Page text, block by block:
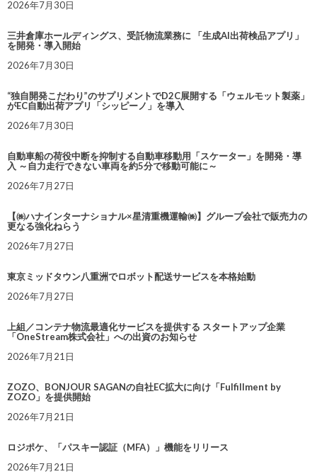
2026年7月30日
三井倉庫ホールディングス、受託物流業務に 「生成AI出荷検品アプリ」
を開発・導入開始
2026年7月30日
“独自開発こだわり”のサプリメントでD2C展開する「ウェルモット製薬」
がEC自動出荷アプリ「シッピーノ」を導入
2026年7月30日
自動車船の荷役中断を抑制する自動車移動用「スケーター」を開発・導
入 ～自力走行できない車両を約5分で移動可能に～
2026年7月27日
【㈱ハナインターナショナル×星清重機運輸㈱】グループ会社で販売力の
更なる強化ねらう
2026年7月27日
東京ミッドタウン八重洲でロボット配送サービスを本格始動
2026年7月27日
上組／コンテナ物流最適化サービスを提供する スタートアップ企業
「OneStream株式会社」への出資のお知らせ
2026年7月21日
ZOZO、BONJOUR SAGANの自社EC拡大に向け「Fulfillment by
ZOZO」を提供開始
2026年7月21日
ロジポケ、「パスキー認証（MFA）」機能をリリース
2026年7月21日